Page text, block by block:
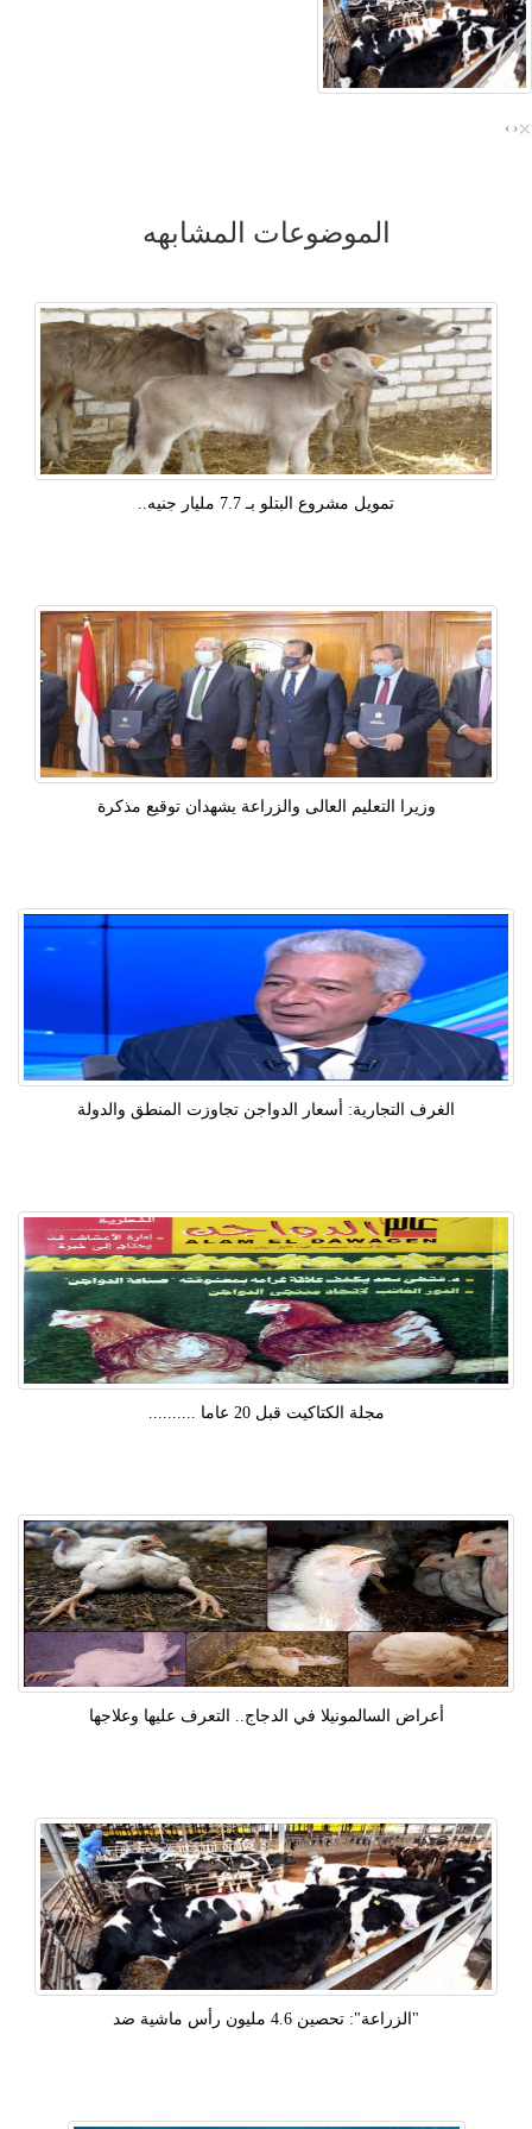
‹
› ×
الموضوعات المشابهه
تمويل مشروع البتلو بـ 7.7 مليار جنيه..
وزيرا التعليم العالى والزراعة يشهدان توقيع مذكرة
الغرف التجارية: أسعار الدواجن تجاوزت المنطق والدولة
مجلة الكتاكيت قبل 20 عاما ..........
أعراض السالمونيلا في الدجاج.. التعرف عليها وعلاجها
"الزراعة": تحصين 4.6 مليون رأس ماشية ضد